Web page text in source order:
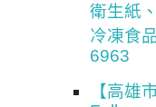
衛生紙
冷凍食
6963
【高雄